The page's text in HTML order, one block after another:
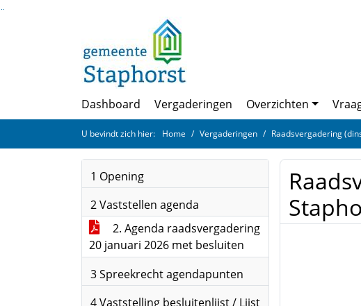
Ga naar de inhoud van deze pagina
Dashboard Vergaderingen Overzichten
U bevindt zich hier: Home Vergaderingen Raadsvergadering
1 Opening
2 Vaststellen agenda
2. Agenda raadsvergadering
20 januari 2026 met besluiten
3 Spreekrecht agendapunten
4 Vaststelling besluitenlijst / Lijst